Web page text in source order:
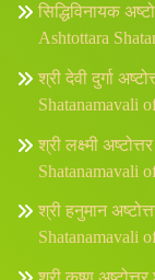
सिद्धिविनायक
Ashtottara
श्री देवी दुर्गा
Shatanamavali
श्री लक्ष्मी
Shatanamavali
श्री हनुमान
Shatanamavali